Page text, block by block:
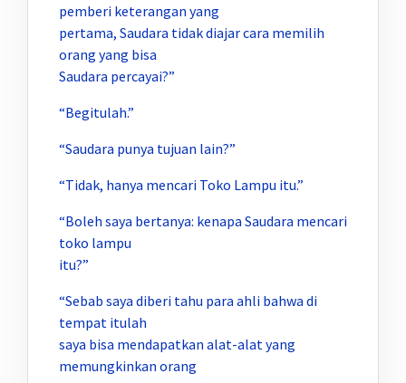
pemberi keterangan yang
pertama, Saudara tidak diajar cara memilih
orang yang bisa
Saudara percayai?”
“Begitulah.”
“Saudara punya tujuan lain?”
“Tidak, hanya mencari Toko Lampu itu.”
“Boleh saya bertanya: kenapa Saudara mencari
toko lampu
itu?”
“Sebab saya diberi tahu para ahli bahwa di
tempat itulah
saya bisa mendapatkan alat-alat yang
memungkinkan orang